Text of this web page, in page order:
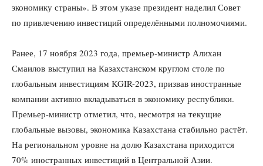
экономику страны». В этом указе президент наделил Совет
по привлечению инвестиций определёнными полномочиями.
Ранее, 17 ноября 2023 года, премьер-министр Алихан
Смаилов выступил на Казахстанском круглом столе по
глобальным инвестициям KGIR-2023, призвав иностранные
компании активно вкладываться в экономику республики.
Премьер-министр отметил, что, несмотря на текущие
глобальные вызовы, экономика Казахстана стабильно растёт.
На региональном уровне на долю Казахстана приходится
70% иностранных инвестиций в Центральной Азии.